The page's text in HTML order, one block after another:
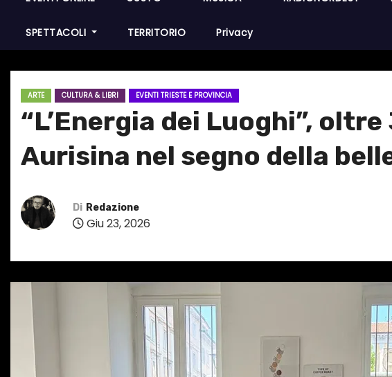
SPETTACOLI TERRITORIO Privacy
ARTE CULTURA & LIBRI EVENTI TRIESTE E PROVINCIA
“L’Energia dei Luoghi”,
Aurisina nel segno della
Di Redazione
Giu 23, 2026